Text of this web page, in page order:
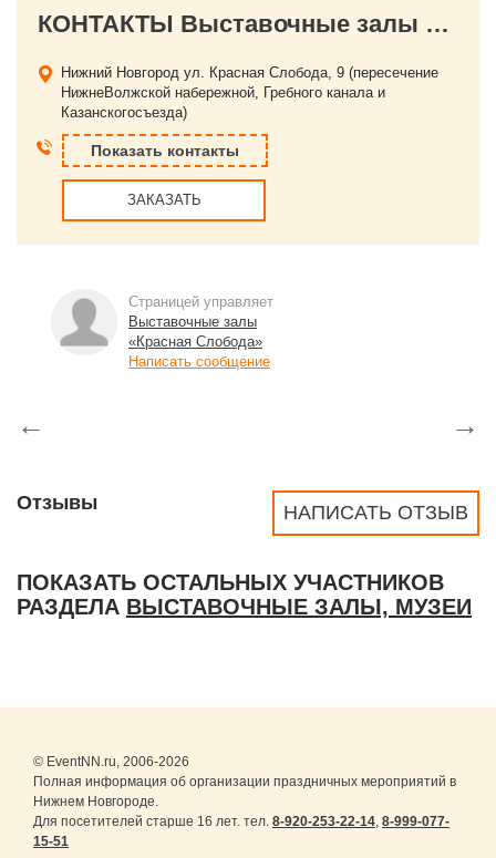
КОНТАКТЫ Выставочные залы «Красная Слобода»
Нижний Новгород ул. Красная Слобода, 9 (пересечение
НижнеВолжской набережной, Гребного канала и
Казанскогосъезда)
Показать контакты
ЗАКАЗАТЬ
Страницей управляет
Выставочные залы
«Красная Слобода»
Написать сообщение
← →
НАПИСАТЬ ОТЗЫВ
Отзывы
ПОКАЗАТЬ ОСТАЛЬНЫХ УЧАСТНИКОВ
РАЗДЕЛА ВЫСТАВОЧНЫЕ ЗАЛЫ, МУЗЕИ
© EventNN.ru, 2006-2026
Полная информация об организации праздничных мероприятий в
Нижнем Новгороде.
Для посетителей старше 16 лет. тел. 8-920-253-22-14, 8-999-077-
15-51